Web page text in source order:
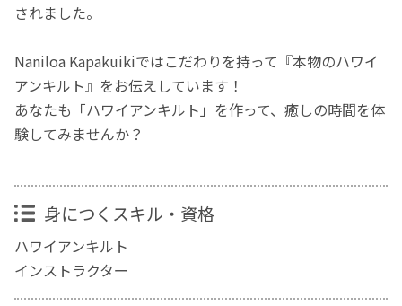
されました。
Naniloa Kapakuikiではこだわりを持って『本物のハワイ
アンキルト』をお伝えしています！
あなたも「ハワイアンキルト」を作って、癒しの時間を体
験してみませんか？
身につくスキル・資格
ハワイアンキルト
インストラクター